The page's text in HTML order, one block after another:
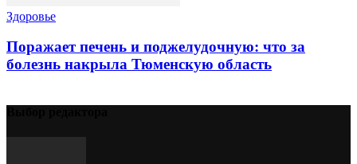
Здоровье
Поражает печень и поджелудочную: что за
болезнь накрыла Тюменскую область